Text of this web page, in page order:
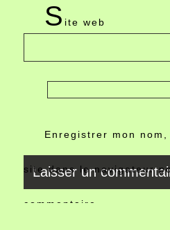
S ite web
Enregistrer mon
site dans le navigateur
commentaire.